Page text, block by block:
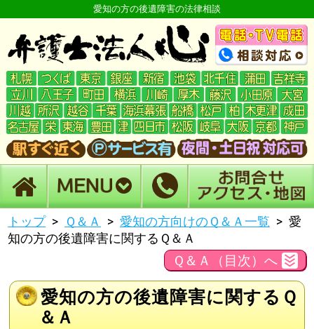
愛知の方の後遺障害の法律相談
トップ Ｑ＆Ａ 愛知の方向けのＱ＆Ａ一覧
愛
知の方の後遺障害に関するＱ＆Ａ
Ｑ＆Ａ（目次）へ
愛知の方の後遺障害に関するＱ
＆Ａ